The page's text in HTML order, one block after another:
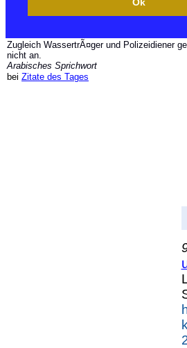
Zugleich WassertrÃ¤ger und Polizeidiener
nicht an.
Arabisches Sprichwort
bei Zitate des Tages